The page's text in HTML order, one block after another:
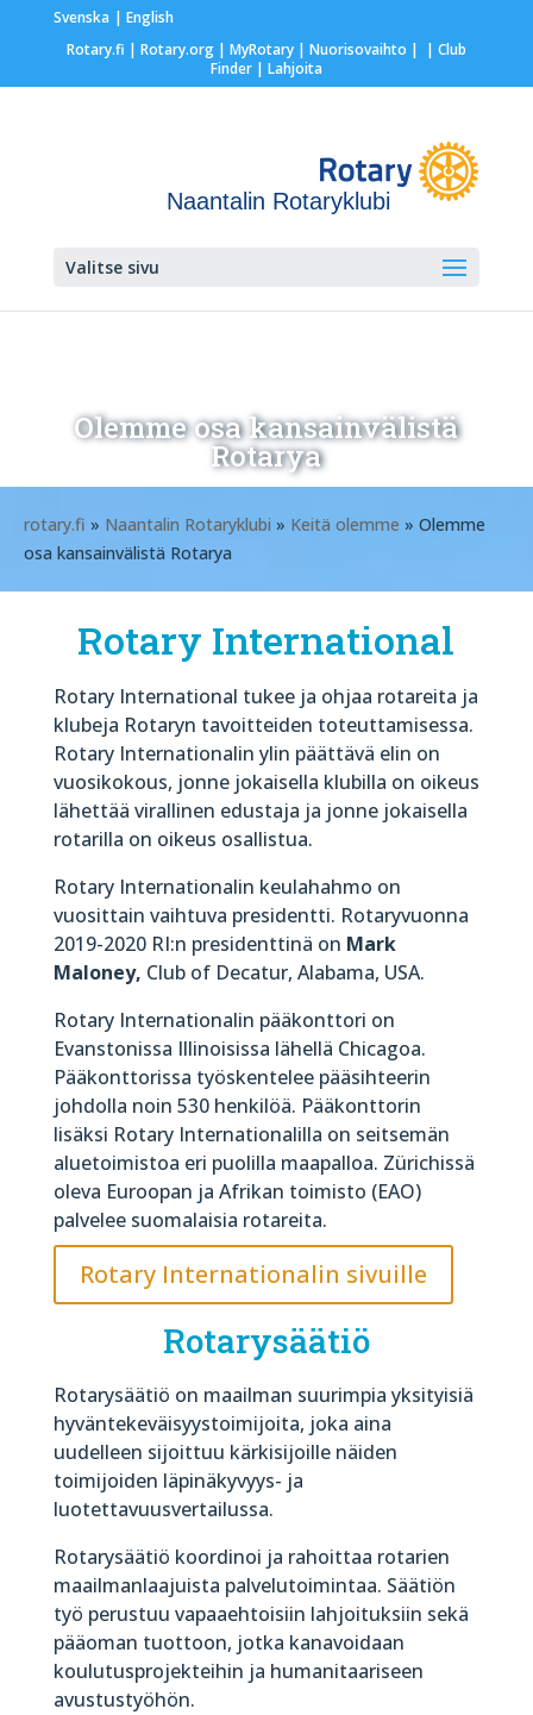
Svenska
English
Rotary.fi | Rotary.org| MyRotary | Nuorisovaihto | | Club
Finder| Lahjoita
Naantalin Rotaryklubi
Valitse sivu
Olemme osa kansainvälistä
Rotarya
rotary.fi » Naantalin Rotaryklubi » Keitä olemme » Olemme
osa kansainvälistä Rotarya
Rotary International
Rotary International tukee ja ohjaa rotareita ja
klubeja Rotaryn tavoitteiden toteuttamisessa.
Rotary Internationalin ylin päättävä elin on
vuosikokous, jonne jokaisella klubilla on oikeus
lähettää virallinen edustaja ja jonne jokaisella
rotarilla on oikeus osallistua.
Rotary Internationalin keulahahmo on
vuosittain vaihtuva presidentti. Rotaryvuonna
2019-2020 RI:n presidenttinä on Mark
Maloney, Club of Decatur, Alabama, USA.
Rotary Internationalin pääkonttori on
Evanstonissa Illinoisissa lähellä Chicagoa.
Pääkonttorissa työskentelee pääsihteerin
johdolla noin 530 henkilöä. Pääkonttorin
lisäksi Rotary Internationalilla on seitsemän
aluetoimistoa eri puolilla maapalloa. Zürichissä
oleva Euroopan ja Afrikan toimisto (EAO)
palvelee suomalaisia rotareita.
Rotary Internationalin sivuille
Rotarysäätiö
Rotarysäätiö on maailman suurimpia yksityisiä
hyväntekeväisyystoimijoita, joka aina
uudelleen sijoittuu kärkisijoille näiden
toimijoiden läpinäkyvyys- ja
luotettavuusvertailussa.
Rotarysäätiö koordinoi ja rahoittaa rotarien
maailmanlaajuista palvelutoimintaa. Säätiön
työ perustuu vapaaehtoisiin lahjoituksiin sekä
pääoman tuottoon, jotka kanavoidaan
koulutusprojekteihin ja humanitaariseen
avustustyöhön.